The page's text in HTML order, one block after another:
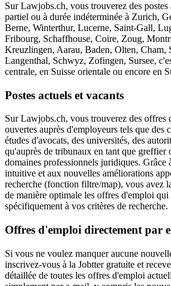
Sur Lawjobs.ch, vous trouverez des postes
partiel ou à durée indéterminée à Zurich,
Berne, Winterthur, Lucerne, Saint-Gall,
Fribourg, Schaffhouse, Coire, Zoug,
Kreuzlingen, Aarau, Baden, Olten, Cham,
Langenthal, Schwyz, Zofingen, Sursee,
centrale, en Suisse orientale ou encore en
Postes actuels et vacants
Sur Lawjobs.ch, vous trouverez des offres
ouvertes auprès d'employeurs tels que des
études d'avocats, des universités, des
qu'auprès de tribunaux en tant que greffier
domaines professionnels juridiques. Grâce
intuitive et aux nouvelles améliorations
recherche (fonction filtre/map), vous avez
de manière optimale les offres d'emploi qui
spécifiquement à vos critères de recherche.
Offres d'emploi directement par
Si vous ne voulez manquer aucune
inscrivez-vous à la Jobtter gratuite et
détaillée de toutes les offres d'emploi